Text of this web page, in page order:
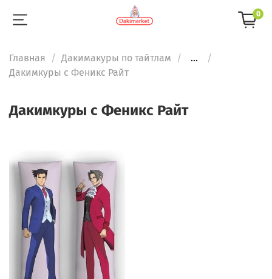
0
Главная Дакимакуры по тайтлам
...
Дакимкуры с Феникс Райт
Дакимкуры с Феникс Райт